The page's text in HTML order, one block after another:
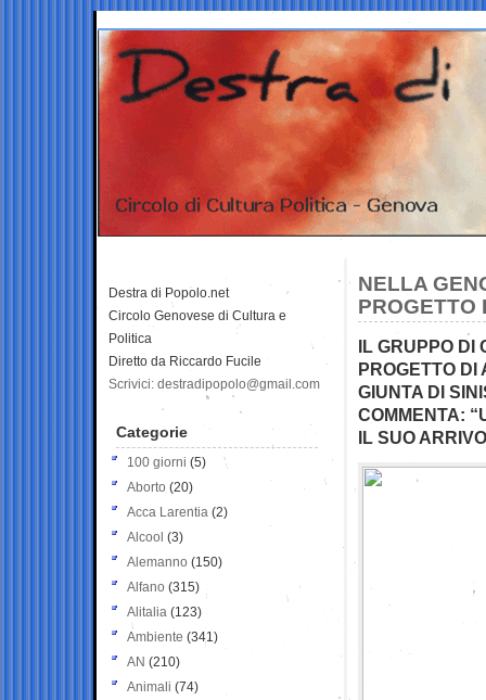
NELLA
PROGETTO
IL GRUPPO DI
PROGETTO
GIUNTA DI
COMMENTA:
IL SUO
Destra di Popolo.net
Circolo Genovese di Cultura e
Politica
Diretto da Riccardo Fucile
Scrivici: destradipopolo@gmail.com
Categorie
100 giorni (5)
Aborto (20)
Acca Larentia (2)
Alcool (3)
Alemanno (150)
Alfano (315)
Alitalia (123)
Ambiente (341)
AN (210)
Animali (74)